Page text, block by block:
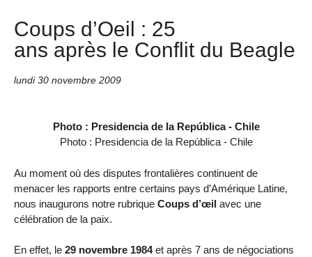
Coups d’Oeil : 25
ans après le Conflit du Beagle
lundi 30 novembre 2009
Photo : Presidencia de la República - Chile
Photo : Presidencia de la República - Chile
Au moment où des disputes frontalières continuent de
menacer les rapports entre certains pays d’Amérique Latine,
nous inaugurons notre rubrique Coups d’œil avec une
célébration de la paix.
En effet, le 29 novembre 1984et après 7 ans de négociations